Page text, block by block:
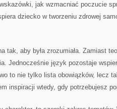
jak wzmacniać poczucie
dziecko w tworzeniu zdrowej
tak, aby była zrozumiała. Zamiast
Jednocześnie język pozostaje
to nie tylko lista obowiązków, lecz
inspiracji wtedy, gdy potrzebujesz